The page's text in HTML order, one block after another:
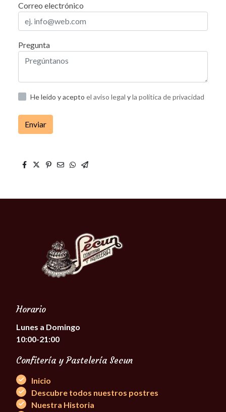
Correo electrónico
Pregunta
He leído y acepto el aviso legal yla política de privacidad
Enviar
Horario
Lunes a Domingo
10:00-21:00
Confitería y Pastelería Secun
Inicio
Descubre todos nuestros postres
Nuestra Historia